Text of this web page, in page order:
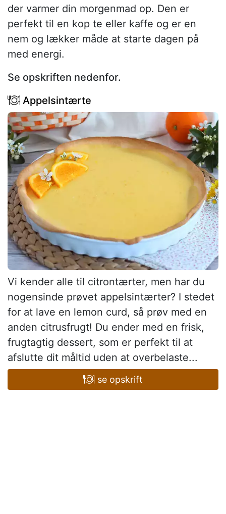
der varmer din morgenmad op. Den er
perfekt til en kop te eller kaffe og er en
nem og lækker måde at starte dagen på
med energi.
Se opskriften nedenfor.
Appelsintærte
Vi kender alle til citrontærter, men har du
nogensinde prøvet appelsintærter? I stedet
for at lave en lemon curd, så prøv med en
anden citrusfrugt! Du ender med en frisk,
frugtagtig dessert, som er perfekt til at
afslutte dit måltid uden at overbelaste...
se opskrift